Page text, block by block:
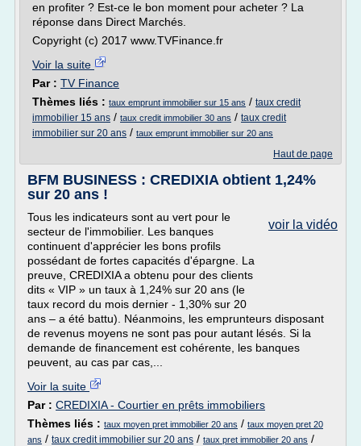
en profiter ? Est-ce le bon moment pour acheter ? La
réponse dans Direct Marchés.
Copyright (c) 2017 www.TVFinance.fr
Voir la suite
Par : TV Finance
Thèmes liés : taux emprunt immobilier sur 15 ans / taux credit
immobilier 15 ans / taux credit immobilier 30 ans / taux credit
immobilier sur 20 ans / taux emprunt immobilier sur 20 ans
Haut de page
BFM BUSINESS : CREDIXIA obtient 1,24%
sur 20 ans !
voir la vidéo
Tous les indicateurs sont au vert pour le
secteur de l'immobilier. Les banques
continuent d'apprécier les bons profils
possédant de fortes capacités d'épargne. La
preuve, CREDIXIA a obtenu pour des clients
dits « VIP » un taux à 1,24% sur 20 ans (le
taux record du mois dernier - 1,30% sur 20
ans – a été battu). Néanmoins, les emprunteurs disposant
de revenus moyens ne sont pas pour autant lésés. Si la
demande de financement est cohérente, les banques
peuvent, au cas par cas,...
Voir la suite
Par : CREDIXIA - Courtier en prêts immobiliers
Thèmes liés : taux moyen pret immobilier 20 ans / taux moyen pret 20
ans / taux credit immobilier sur 20 ans / taux pret immobilier 20 ans /